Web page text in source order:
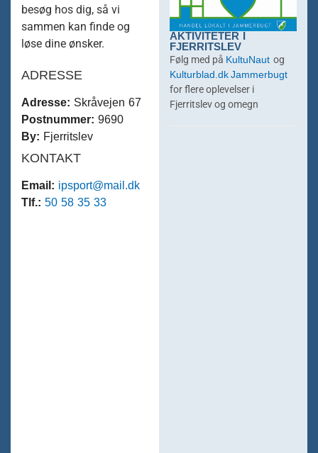
besøg hos dig, så vi
sammen kan finde og
løse dine ønsker.
ADRESSE
Adresse: Skråvejen 67
Postnummer:9690
By: Fjerritslev
KONTAKT
Email: ipsport@mail.dk
Tlf.:50 58 35 33
AKTIVITETER I
FJERRITSLEV
Følg med på KultuNaut og
Kulturblad.dkJammerbugt
for flere oplevelser i
Fjerritslev og omegn